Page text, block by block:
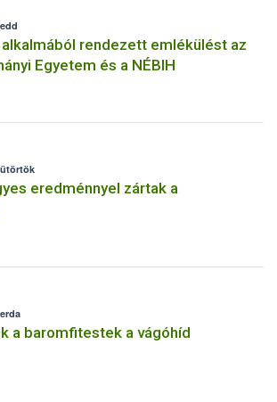
rendezett emlékülést az
Egyetem és a NÉBIH
eredménnyel zártak a
a baromfitestek a vágóhíd